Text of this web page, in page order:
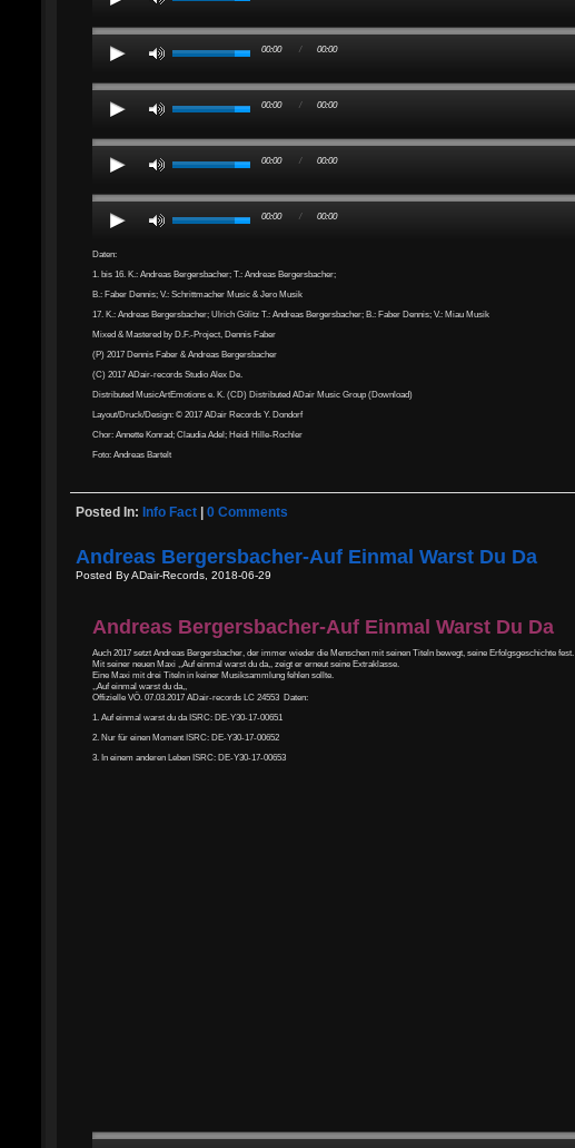
00:00 / 00:00
00:00 / 00:00
00:00 / 00:00
00:00 / 00:00
Daten:
1. bis 16. K.: Andreas Bergersbacher; T.: Andreas Bergersbacher;
B.: Faber Dennis; V.: Schrittmacher Music & Jero Musik
17. K.: Andreas Bergersbacher; Ulrich Gölitz T.: Andreas Bergersbacher; B.: Faber Dennis; V.: Miau Musik
Mixed & Mastered by D.F.-Project, Dennis Faber
(P) 2017 Dennis Faber & Andreas Bergersbacher
(C) 2017 ADair-records Studio Alex De.
Distributed MusicArtEmotions e. K. (CD) Distributed ADair Music Group (Download)
Layout/Druck/Design: © 2017 ADair Records Y. Dondorf
Chor: Annette Konrad; Claudia Adel; Heidi Hille-Rochler
Foto: Andreas Bartelt
Posted In: Info Fact 0 Comments
Andreas Bergersbacher-Auf Einmal Warst Du Da
Posted By ADair-Records, 2018-06-29
Andreas Bergersbacher-Auf Einmal Warst Du Da
Auch 2017 setzt Andreas Bergersbacher, der immer wieder die Menschen mit seinen Titeln bewegt, seine Erfolgsgeschichte fest.
Mit seiner neuen Maxi ,,Auf einmal warst du da,, zeigt er erneut seine Extraklasse.
Eine Maxi mit drei Titeln in keiner Musiksammlung fehlen sollte.
,,Auf einmal warst du da,,
Offizielle VÖ. 07.03.2017 ADair-records LC 24553 Daten:
1. Auf einmal warst du da ISRC: DE-Y30-17-00651
2. Nur für einen Moment ISRC: DE-Y30-17-00652
3. In einem anderen Leben ISRC: DE-Y30-17-00653